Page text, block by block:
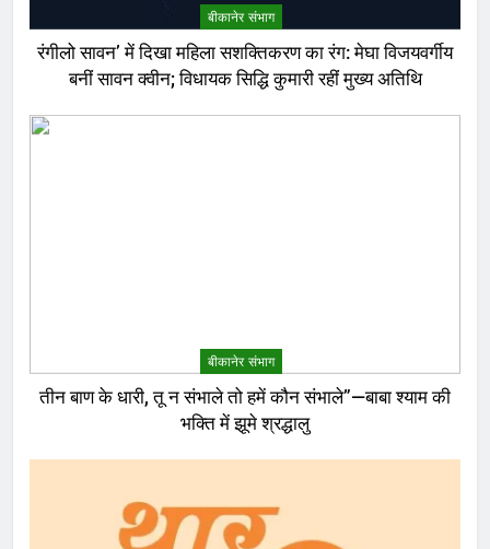
बीकानेर संभाग
रंगीलो सावन’ में दिखा महिला सशक्तिकरण का रंग: मेघा विजयवर्गीय
बनीं सावन क्वीन; विधायक सिद्धि कुमारी रहीं मुख्य अतिथि
बीकानेर संभाग
तीन बाण के धारी, तू न संभाले तो हमें कौन संभाले”—बाबा श्याम की
भक्ति में झूमे श्रद्धालु